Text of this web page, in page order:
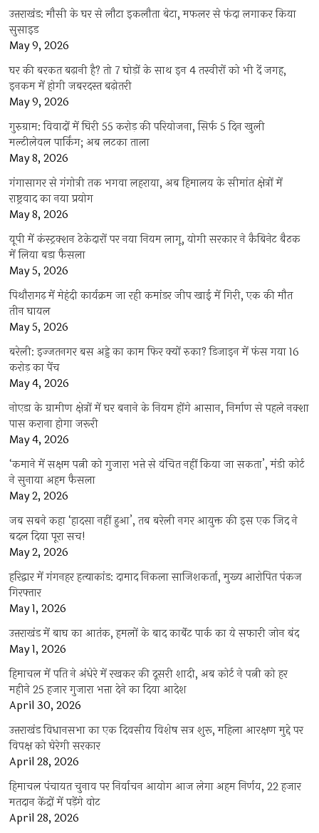
उत्तराखंड: मौसी के घर से लौटा इकलौता बेटा, मफलर से फंदा लगाकर किया
सुसाइड
May 9, 2026
घर की बरकत बढ़ानी है? तो 7 घोड़ों के साथ इन 4 तस्वीरों को भी दें जगह,
इनकम में होगी जबरदस्त बढ़ोतरी
May 9, 2026
गुरुग्राम: विवादों में घिरी 55 करोड़ की परियोजना, सिर्फ 5 दिन खुली
मल्टीलेवल पार्किंग; अब लटका ताला
May 8, 2026
गंगासागर से गंगोत्री तक भगवा लहराया, अब हिमालय के सीमांत क्षेत्रों में
राष्ट्रवाद का नया प्रयोग
May 8, 2026
यूपी में कंस्ट्रक्शन ठेकेदारों पर नया नियम लागू, योगी सरकार ने कैबिनेट बैठक
में लिया बड़ा फैसला
May 5, 2026
पिथौरागढ़ में मेहंदी कार्यक्रम जा रही कमांडर जीप खाई में गिरी, एक की मौत
तीन घायल
May 5, 2026
बरेली: इज्जतनगर बस अड्डे का काम फिर क्यों रुका? डिजाइन में फंस गया 16
करोड़ का पेंच
May 4, 2026
नोएडा के ग्रामीण क्षेत्रों में घर बनाने के नियम होंगे आसान, निर्माण से पहले नक्शा
पास कराना होगा जरूरी
May 4, 2026
‘कमाने में सक्षम पत्नी को गुजारा भत्ते से वंचित नहीं किया जा सकता’, मंडी कोर्ट
ने सुनाया अहम फैसला
May 2, 2026
जब सबने कहा ‘हादसा नहीं हुआ’, तब बरेली नगर आयुक्त की इस एक जिद ने
बदल दिया पूरा सच!
May 2, 2026
हरिद्वार में गंगनहर हत्याकांड: दामाद निकला साजिशकर्ता, मुख्य आरोपित पंकज
गिरफ्तार
May 1, 2026
उत्तराखंड में बाघ का आतंक, हमलों के बाद कार्बेट पार्क का ये सफारी जोन बंद
May 1, 2026
हिमाचल में पति ने अंधेरे में रखकर की दूसरी शादी, अब कोर्ट ने पत्नी को हर
महीने 25 हजार गुजारा भत्ता देने का दिया आदेश
April 30, 2026
उत्तराखंड विधानसभा का एक दिवसीय विशेष सत्र शुरू, महिला आरक्षण मुद्दे पर
विपक्ष को घेरेगी सरकार
April 28, 2026
हिमाचल पंचायत चुनाव पर निर्वाचन आयोग आज लेगा अहम निर्णय, 22 हजार
मतदान केंद्रों में पड़ेंगे वोट
April 28, 2026